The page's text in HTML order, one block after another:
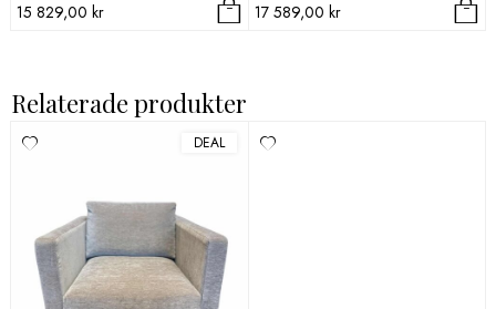
15 829,00 kr 17 589,00 kr
Relaterade produkter
DEAL